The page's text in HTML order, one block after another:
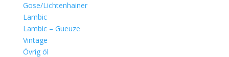
Gose/Lichtenhainer
Lambic
Lambic – Gueuze
Vintage
Övrig öl